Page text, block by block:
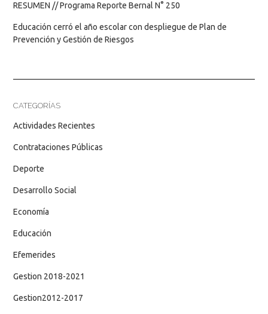
RESUMEN // Programa Reporte Bernal N° 250
Educación cerró el año escolar con despliegue de Plan de
Prevención y Gestión de Riesgos
CATEGORÍAS
Actividades Recientes
Contrataciones Públicas
Deporte
Desarrollo Social
Economía
Educación
Efemerides
Gestion 2018-2021
Gestion2012-2017